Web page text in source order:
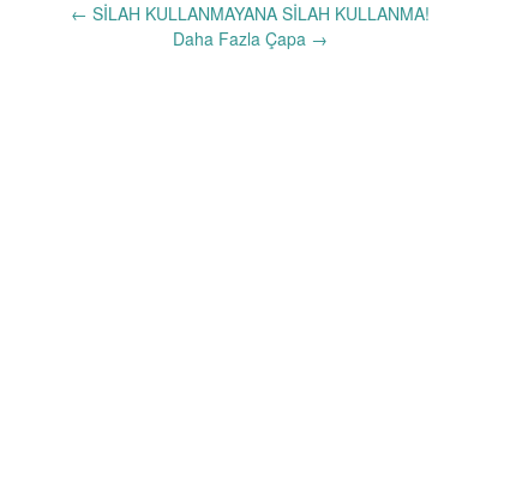
← SİLAH KULLANMAYANA SİLAH KULLANMA!
Daha Fazla Çapa →